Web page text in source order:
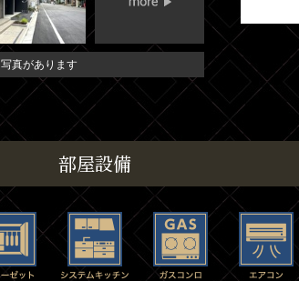
真があります
部屋設備